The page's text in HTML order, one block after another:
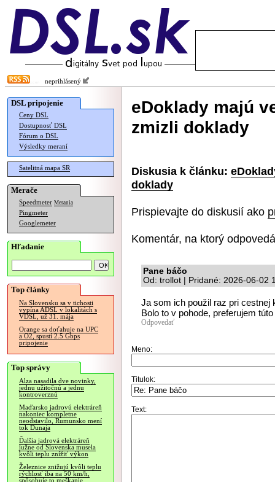
neprihlásený
DSL pripojenie
Ceny DSL
Dostupnosť DSL
Fórum o DSL
Výsledky meraní
Satelitná mapa SR
Merače
Speedmeter Merania
Pingmeter
Googlemeter
Hľadanie
Top články
Na Slovensku sa v tichosti
vypína ADSL v lokalitách s
VDSL, už 31. mája
Orange sa doťahuje na UPC
a O2, spustí 2.5 Gbps
pripojenie
Top správy
Alza nasadila dve novinky,
jednu užitočnú a jednu
kontroverznú
Maďarsko jadrovú elektráreň
nakoniec kompletne
neodstavilo, Rumunsko mení
tok Dunaja
Ďalšia jadrová elektráreň
južne od Slovenska musela
kvôli teplu znížiť výkon
Železnice znižujú kvôli teplu
rýchlosť iba na 50 km/h,
spôsobuje to meškanie
eDoklady majú
zmizli doklady
Diskusia k článku:
doklady
Prispievajte do diskusií ako
Komentár, na ktorý
Pane báčo
Od: trollot | Pridané: 2026-06-02
Ja som ich použil raz pri cestnej
Bolo to v pohode, preferujem
Odpovedať
Meno:
Titulok:
Text: